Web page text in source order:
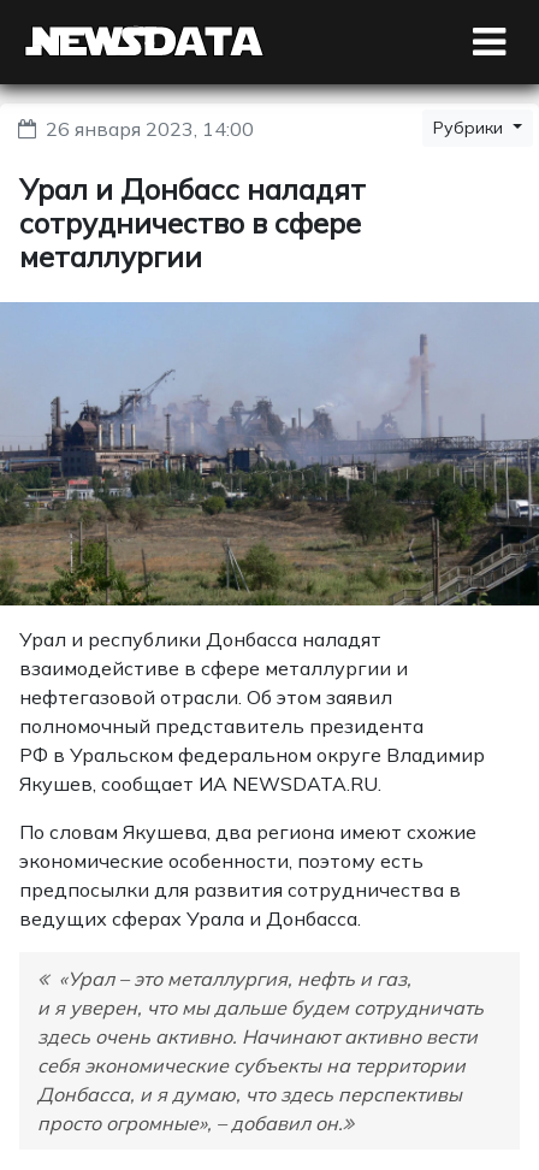
26 января 2023, 14:00 Рубрики
Урал и Донбасс наладят
сотрудничество в сфере
металлургии
Урал и республики Донбасса наладят
взаимодейстиве в сфере металлургии и
нефтегазовой отрасли. Об этом заявил
полномочный представитель президента
РФ в Уральском федеральном округе Владимир
Якушев, сообщает ИА NEWSDATA.RU.
По словам Якушева, два региона имеют схожие
экономические особенности, поэтому есть
предпосылки для развития сотрудничества в
ведущих сферах Урала и Донбасса.
«Урал – это металлургия, нефть и газ,
и я уверен, что мы дальше будем сотрудничать
здесь очень активно. Начинают активно вести
себя экономические субъекты на территории
Донбасса, и я думаю, что здесь перспективы
просто огромные», – добавил он.